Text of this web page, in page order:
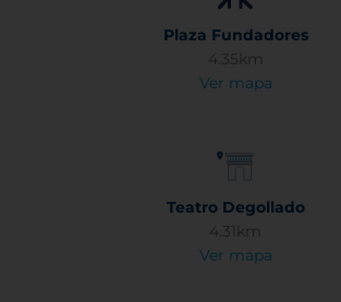
Plaza Fundadores
4.35km
Ver mapa
Teatro Degollado
4.31km
Ver mapa